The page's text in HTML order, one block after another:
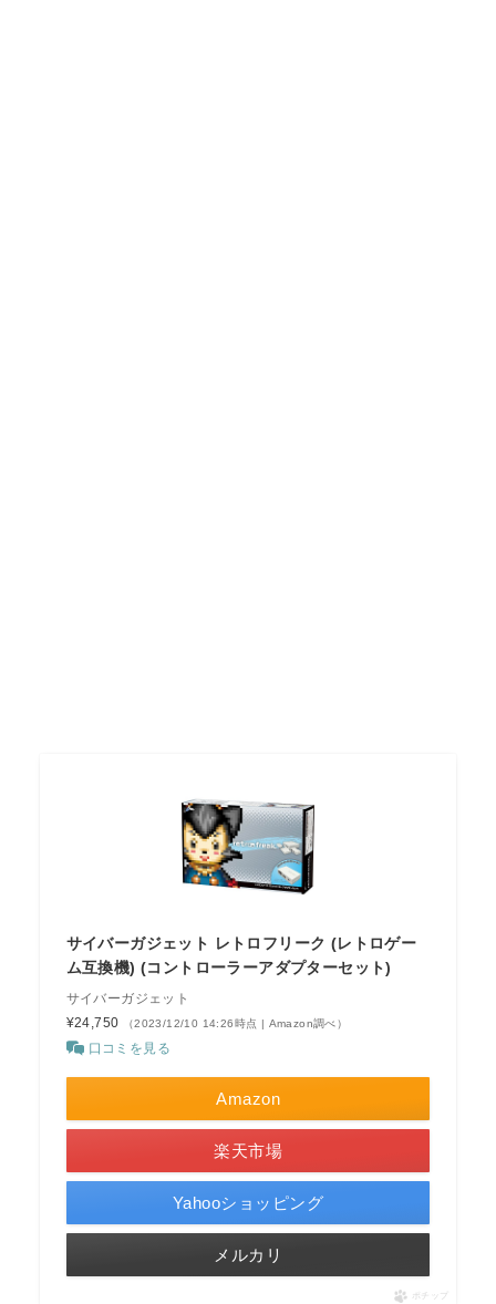
サイバーガジェット レトロフリーク (レトロゲー
ム互換機) (コントローラーアダプターセット)
サイバーガジェット
¥24,750
（2023/12/10 14:26時点 | Amazon調べ）
口コミを見る
Amazon
楽天市場
Yahooショッピング
メルカリ
ポチップ